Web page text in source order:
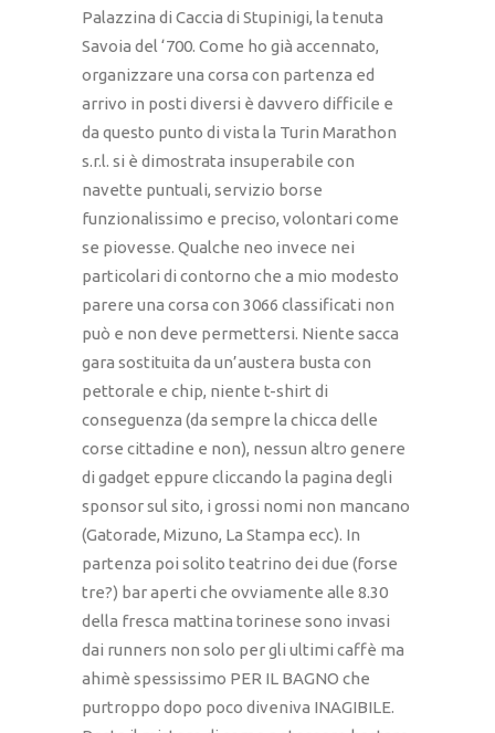
Palazzina di Caccia di Stupinigi, la tenuta
Savoia del ‘700. Come ho già accennato,
organizzare una corsa con partenza ed
arrivo in posti diversi è davvero difficile e
da questo punto di vista la Turin Marathon
s.r.l. si è dimostrata insuperabile con
navette puntuali, servizio borse
funzionalissimo e preciso, volontari come
se piovesse. Qualche neo invece nei
particolari di contorno che a mio modesto
parere una corsa con 3066 classificati non
può e non deve permettersi. Niente sacca
gara sostituita da un’austera busta con
pettorale e chip, niente t-shirt di
conseguenza (da sempre la chicca delle
corse cittadine e non), nessun altro genere
di gadget eppure cliccando la pagina degli
sponsor sul sito, i grossi nomi non mancano
(Gatorade, Mizuno, La Stampa ecc). In
partenza poi solito teatrino dei due (forse
tre?) bar aperti che ovviamente alle 8.30
della fresca mattina torinese sono invasi
dai runners non solo per gli ultimi caffè ma
ahimè spessissimo PER IL BAGNO che
purtroppo dopo poco diveniva INAGIBILE.